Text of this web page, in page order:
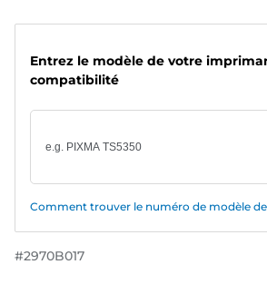
Entrez le modèle de votre
compatibilité
Comment trouver le numéro de modèle
#2970B017